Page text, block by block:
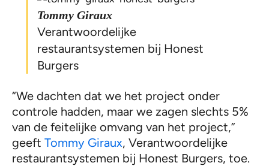
Tommy Giraux
Verantwoordelijke
restaurantsystemen bij Honest
Burgers
“We dachten dat we het project onder
controle hadden, maar we zagen slechts 5%
van de feitelijke omvang van het project,”
geeft Tommy Giraux, Verantwoordelijke
restaurantsystemen bij Honest Burgers, toe.